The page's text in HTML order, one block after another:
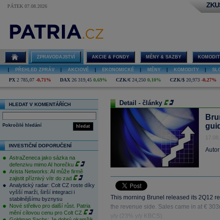
PÁTEK 07.08.2026
ZPRAVODAJSTVÍ AKCIE & FONDY MĚNY & SAZBY
PŘEHLED ZPRÁV AKCIOVÉ EKONOMICKÉ MĚNY KOMODITY
PX 2 785,07 -0,71% DAX 26 319,45 0,69% CZK/€ 24,250 0,10% CZK/$ 20,973 -0,27%
HLEDAT V KOMENTÁŘÍCH
hledat
Pokročilé hledání
INVESTIČNÍ DOPORUČENÍ
AstraZeneca jako sázka na
defenzivu mimo AI horečku
Arista Networks: AI může firmě
zajistit příznivý vítr do zad
Analytický radar: Colt CZ roste díky
vyšší marži, širší integraci i
stabilnějšímu byznysu
Nové střelivo pro další růst. Patria
mění cílovou cenu pro Colt CZ
Detail - články
This morning Brunel released its 2Q12
the revenue side. Sales came in at €
y/y (23% y/y KBCS).